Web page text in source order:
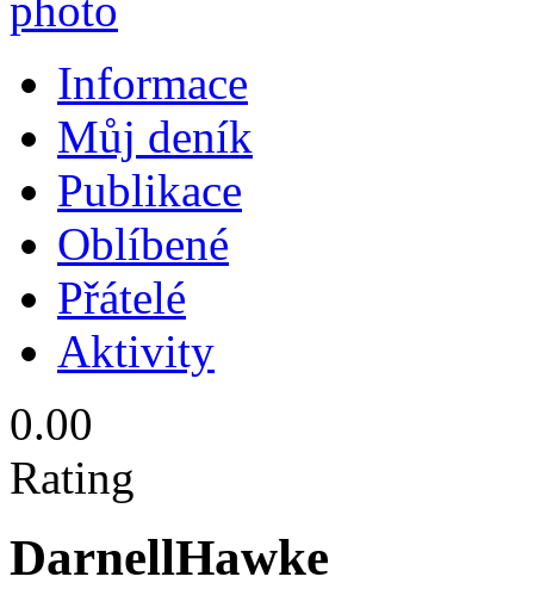
Informace
Můj deník
Publikace
Oblíbené
Přátelé
Aktivity
0.00
Rating
DarnellHawke